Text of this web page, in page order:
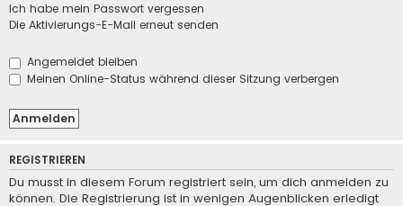
Ich habe mein Passwort vergessen
Die Aktivierungs-E-Mail erneut senden
Angemeldet bleiben
Meinen Online-Status während dieser Sitzung verbergen
REGISTRIEREN
Du musst in diesem Forum registriert sein, um dich anmelden zu
können. Die Registrierung ist in wenigen Augenblicken erledigt